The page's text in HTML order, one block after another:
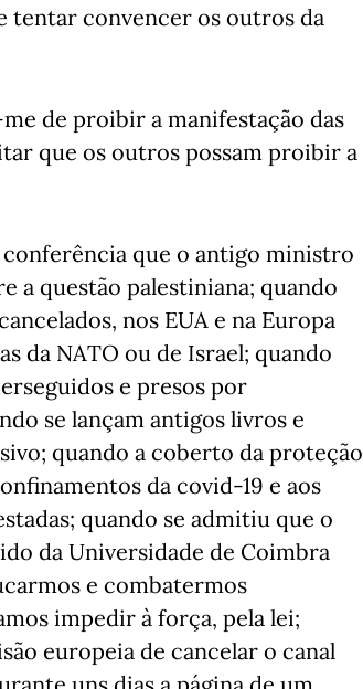
tentar convencer os outros da
de proibir a manifestação das
que os outros possam proibir a
que o antigo ministro
a questão palestiniana; quando
nos EUA e na Europa
da NATO ou de Israel; quando
e presos por
se lançam antigos livros e
quando a coberto da proteção
da covid-19 e aos
quando se admitiu que o
da Universidade de Coimbra
e combatermos
impedir à força, pela lei;
europeia de cancelar o canal